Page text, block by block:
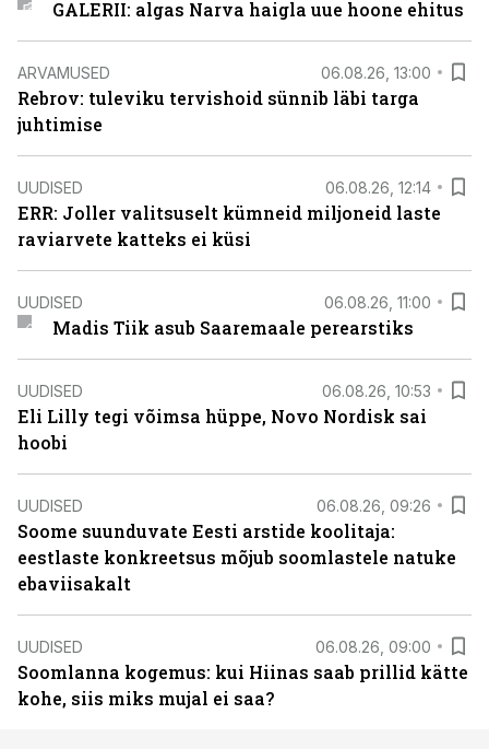
GALERII: algas Narva haigla uue hoone ehitus
ARVAMUSED 06.08.26, 13:00
Rebrov: tuleviku tervishoid sünnib läbi targa
juhtimise
UUDISED 06.08.26, 12:14
ERR: Joller valitsuselt kümneid miljoneid laste
raviarvete katteks ei küsi
UUDISED 06.08.26, 11:00
Madis Tiik asub Saaremaale perearstiks
UUDISED 06.08.26, 10:53
Eli Lilly tegi võimsa hüppe, Novo Nordisk sai
hoobi
UUDISED 06.08.26, 09:26
Soome suunduvate Eesti arstide koolitaja:
eestlaste konkreetsus mõjub soomlastele natuke
ebaviisakalt
UUDISED 06.08.26, 09:00
Soomlanna kogemus: kui Hiinas saab prillid kätte
kohe, siis miks mujal ei saa?